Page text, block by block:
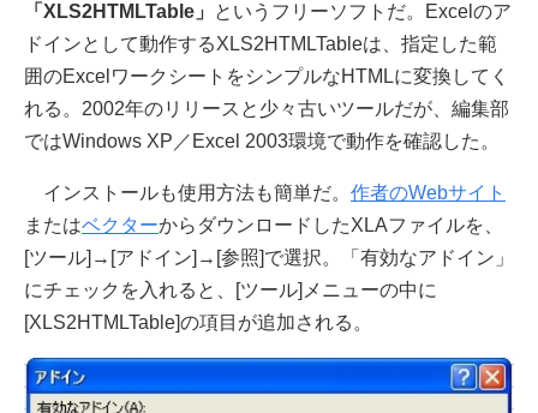
「XLS2HTMLTable」
というフリーソフトだ。Excelのア
ドインとして動作するXLS2HTMLTableは、指定した範
囲のExcelワークシートをシンプルなHTMLに変換してく
れる。2002年のリリースと少々古いツールだが、編集部
ではWindows XP／Excel 2003環境で動作を確認した。
インストールも使用方法も簡単だ。 作者のWebサイト
またはベクターからダウンロードしたXLAファイルを、
[ツール]→[アドイン]→[参照]で選択。「有効なアドイン」
にチェックを入れると、[ツール]メニューの中に
[XLS2HTMLTable]の項目が追加される。